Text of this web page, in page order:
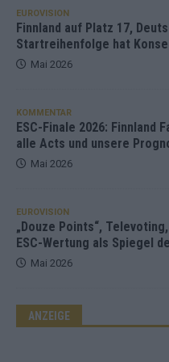
EUROVISION
Finnland auf Platz 17,
Startreihenfolge hat
Mai 2026
KOMMENTAR
ESC-Finale 2026: Finnland
alle Acts und unsere
Mai 2026
EUROVISION
„Douze Points“,
ESC-Wertung als Spiegel
Mai 2026
ANZEIGE